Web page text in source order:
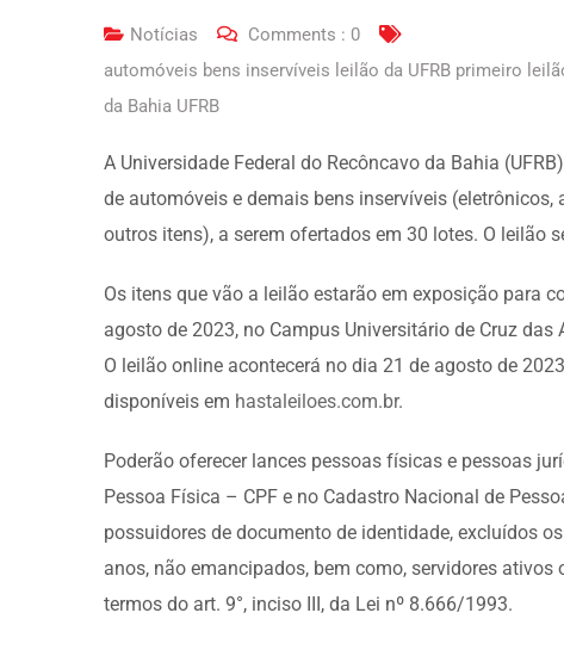
Notícias Comments : 0
automóveis bens inservíveis leilão da UFRB primeiro
da Bahia UFRB
A Universidade Federal do Recôncavo da Bahia
de automóveis e demais bens inservíveis
outros itens), a serem ofertados em 30 lotes. O leilão
Os itens que vão a leilão estarão em exposição para
agosto de 2023, no Campus Universitário de Cruz
O leilão online acontecerá no dia 21 de agosto de
disponíveis em hastaleiloes.com.br.
Poderão oferecer lances pessoas físicas e pessoas
Pessoa Física – CPF e no Cadastro Nacional de
possuidores de documento de identidade, excluídos
anos, não emancipados, bem como, servidores
termos do art. 9°, inciso III, da Lei nº 8.666/1993.